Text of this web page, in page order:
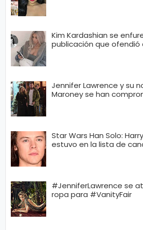
Kim Kardashian se
publicación que ofendió
Jennifer Lawrence y su
Maroney se han
Star Wars Han Solo:
estuvo en la lista de
#JenniferLawrence se
ropa para #VanityFair